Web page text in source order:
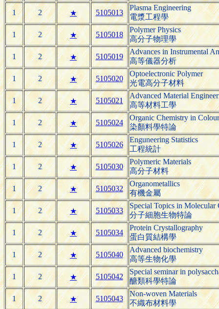
1 2 ★ 5105013
Plasma Engineering
電漿工程學
1 2 ★ 5105018
Polymer Physics
高分子物理學
1 2 ★ 5105019
Advances in Instrumental
高等儀器分析
1 2 ★ 5105020
Optoelectronic Polymer
光電高分子材料
1 2 ★ 5105021
Advanced Material
高等材料工學
1 2 ★ 5105024
Organic Chemistry in Colour
染顏料學特論
1 2 ★ 5105026
Enguneering Statistics
工程統計
1 2 ★ 5105030
Polymeric Materials
高分子材料
1 2 ★ 5105032
Organometallics
有機金屬
1 2 ★ 5105033
Special Topics in
分子細胞生物特論
1 2 ★ 5105034
Protein Crystallography
蛋白質結構學
1 2 ★ 5105040
Advanced biochemistry
高等生物化學
1 2 ★ 5105042
Special seminar in
醣類科學特論
1 2 ★ 5105043
Non-woven Materials
不織布材料學